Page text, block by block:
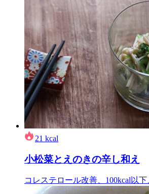
21 kcal
小松菜とえのきの辛し和え
コレステロール改善、100kcal以